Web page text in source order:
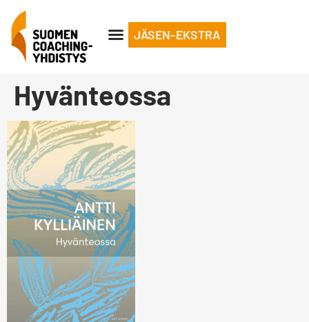
JÄSEN-EKSTRA
Hyvänteossa